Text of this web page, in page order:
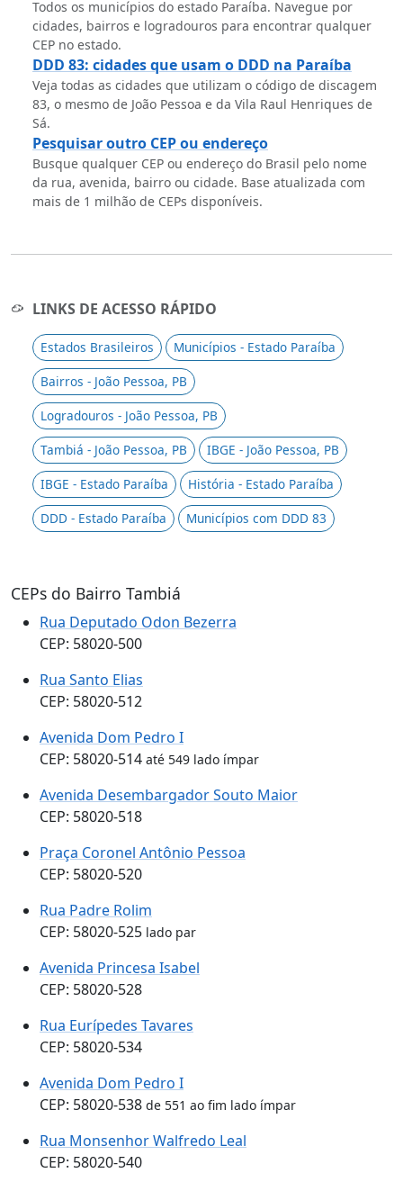
Todos os municípios do estado Paraíba. Navegue por
cidades, bairros e logradouros para encontrar qualquer
CEP no estado.
DDD 83: cidades que usam o DDD na Paraíba
Veja todas as cidades que utilizam o código de discagem
83, o mesmo de João Pessoa e da Vila Raul Henriques de
Sá.
Pesquisar outro CEP ou endereço
Busque qualquer CEP ou endereço do Brasil pelo nome
da rua, avenida, bairro ou cidade. Base atualizada com
mais de 1 milhão de CEPs disponíveis.
LINKS DE ACESSO RÁPIDO
Estados Brasileiros
Municípios - Estado Paraíba
Bairros - João Pessoa, PB
Logradouros - João Pessoa, PB
Tambiá - João Pessoa, PB
IBGE - João Pessoa, PB
IBGE - Estado Paraíba
História - Estado Paraíba
DDD - Estado Paraíba
Municípios com DDD 83
CEPs do Bairro Tambiá
Rua Deputado Odon Bezerra
CEP: 58020-500
Rua Santo Elias
CEP: 58020-512
Avenida Dom Pedro I
CEP: 58020-514 até 549 lado ímpar
Avenida Desembargador Souto Maior
CEP: 58020-518
Praça Coronel Antônio Pessoa
CEP: 58020-520
Rua Padre Rolim
CEP: 58020-525 lado par
Avenida Princesa Isabel
CEP: 58020-528
Rua Eurípedes Tavares
CEP: 58020-534
Avenida Dom Pedro I
CEP: 58020-538 de 551 ao fim lado ímpar
Rua Monsenhor Walfredo Leal
CEP: 58020-540